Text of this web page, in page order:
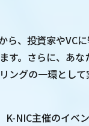
ら、投資家やVC
す。さらに、あ
グの一環として
NIC主催のイベ